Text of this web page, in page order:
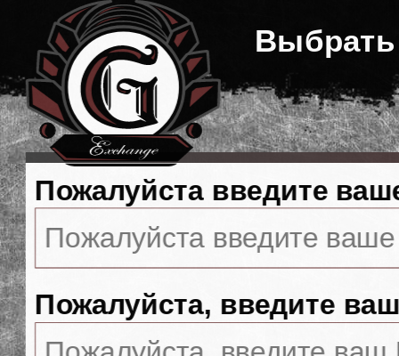
Пожалуйста введите
Пожалуйста, введите